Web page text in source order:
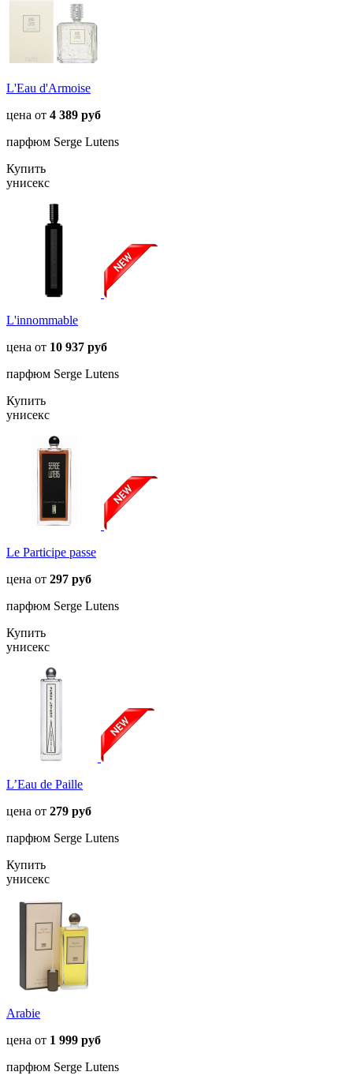
L'Eau d'Armoise
цена от 4 389 руб
парфюм Serge Lutens
Купить
унисекс
L'innommable
цена от 10 937 руб
парфюм Serge Lutens
Купить
унисекс
Le Participe passe
цена от 297 руб
парфюм Serge Lutens
Купить
унисекс
L’Eau de Paille
цена от 279 руб
парфюм Serge Lutens
Купить
унисекс
Arabie
цена от 1 999 руб
парфюм Serge Lutens